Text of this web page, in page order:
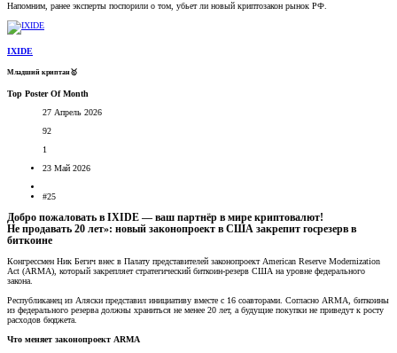
Напомним, ранее эксперты поспорили о том, убьет ли новый криптозакон рынок РФ.
IXIDE
Младший криптан🥇
Top Poster Of Month
27 Апрель 2026
92
1
23 Май 2026
#25
Добро пожаловать в IXIDE — ваш партнёр в мире криптовалют!
Не продавать 20 лет»: новый законопроект в США закрепит госрезерв в
биткоине​
Конгрессмен Ник Бегич внес в Палату представителей законопроект American Reserve Modernization
Act (ARMA), который закрепляет стратегический биткоин-резерв США на уровне федерального
закона.
Республиканец из Аляски представил инициативу вместе с 16 соавторами. Согласно ARMA, биткоины
из федерального резерва должны храниться не менее 20 лет, а будущие покупки не приведут к росту
расходов бюджета.
Что меняет законопроект ARMA